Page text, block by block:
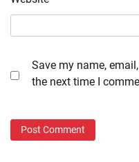
Save my name,
the next time I